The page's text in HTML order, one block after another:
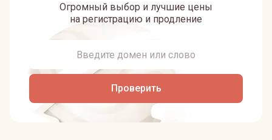
Огромный выбор и лучшие цены
на регистрацию и продление
Проверить